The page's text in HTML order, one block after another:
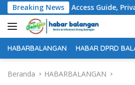
Langsung
ke
konten
Breaking News
– Mobile Access Guide, Privacy &
HABARBALANGAN HABAR DPRD
Beranda HABARBALANGAN